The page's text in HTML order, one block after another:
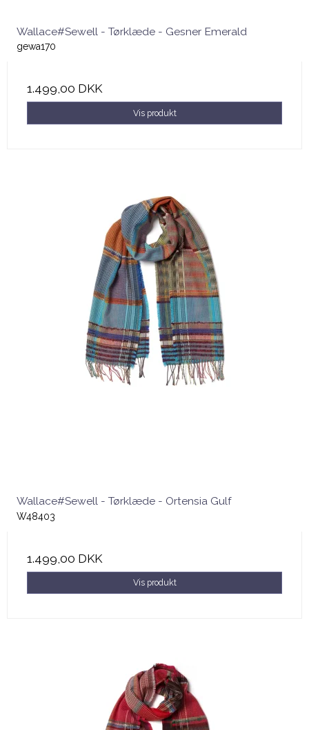
Wallace#Sewell - Tørklæde - Gesner Emerald
gewa170
1.499,00 DKK
Vis produkt
Wallace#Sewell - Tørklæde - Ortensia Gulf
W48403
1.499,00 DKK
Vis produkt